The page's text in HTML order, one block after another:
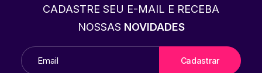
CADASTRE SEU E-MAIL E RECEBA
NOSSAS NOVIDADES